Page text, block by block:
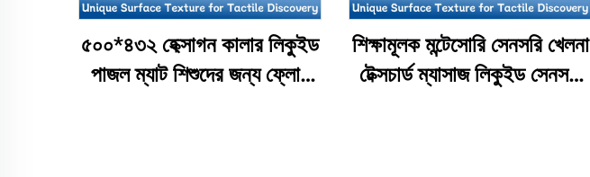
৫০০*৪৩২ হেক্সাগন কালার লিকুইড
পাজল ম্যাট শিশুদের জন্য ফ্লোর
শিক্ষামূলক মন্টেসোরি সেনসরি খেলনা
টেক্সচার্ড ম্যাসাজ লিকুইড সেনসরি